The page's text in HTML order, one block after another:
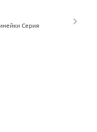
Серия